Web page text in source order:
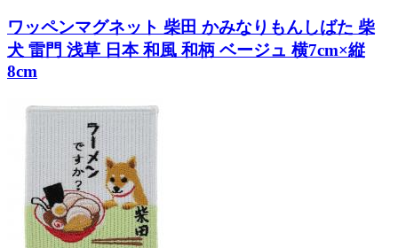
ワッペンマグネット 柴田 かみなりもんしばた 柴
犬 雷門 浅草 日本 和風 和柄 ベージュ 横7cm×縦
8cm